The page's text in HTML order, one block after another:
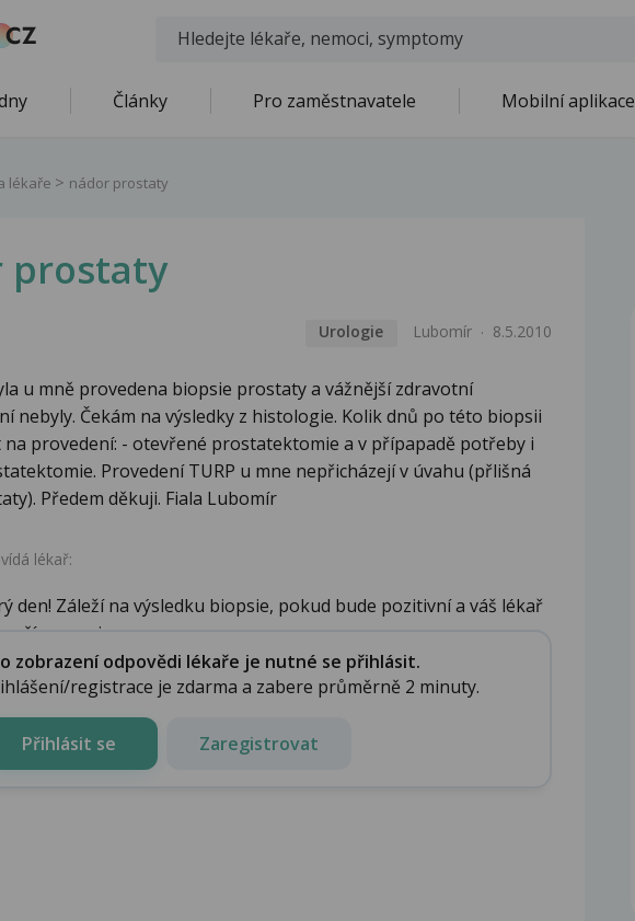
Články Pro zaměstnavatele Mobilní aplikace
lékaře nádor prostaty
prostaty
Urologie Lubomír 8.5.2010
u mně provedena biopsie prostaty a vážnější zdravotní
nebyly. Čekám na výsledky z histologie. Kolik dnů po této biopsii
provedení: - otevřené prostatektomie a v přípapadě potřeby i
Provedení TURP u mne nepřicházejí v úvahu (přlišná
Předem děkuji. Fiala Lubomír
lékař:
den! Záleží na výsledku biopsie, pokud bude pozitivní a váš lékař
operaci...
zobrazení odpovědi lékaře je nutné se přihlásit.
registrace je zdarma a zabere průměrně 2 minuty.
Přihlásit se Zaregistrovat